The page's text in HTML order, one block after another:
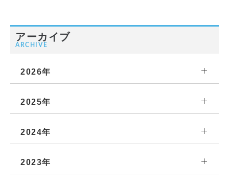
アーカイブ
ARCHIVE
2026年
2025年
2024年
2023年